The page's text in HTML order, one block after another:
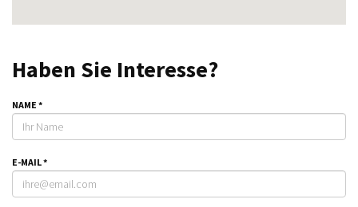
Haben Sie Interesse?
NAME *
E-MAIL*